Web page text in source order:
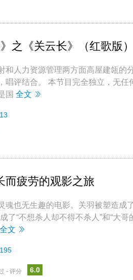
之《关云长》（红歌版）
和人力资源管理两方面高屋建瓴的
唱评结合。 本节目完全独立，无任
国 全文
而疲劳的观影之旅
魂也无生趣的电影。关羽被塑造成
了“不想杀人却不得不杀人”和“大
全文
- 评分 6.0